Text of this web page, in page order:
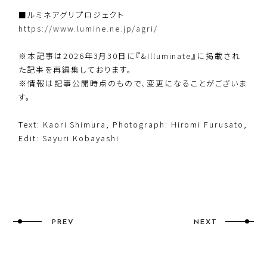
■ルミネアグリプロジェクト
https://www.lumine.ne.jp/agri/
※本記事は2026年3月30日に『&Illuminate』に掲載され
た記事を再編集しております。
※情報は記事公開時点のもので、変更になることがございま
す。
Text: Kaori Shimura, Photograph: Hiromi Furusato,
Edit: Sayuri Kobayashi
PREV NEXT